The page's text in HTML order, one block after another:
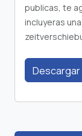
publicas, te
incluyeras
Descargar